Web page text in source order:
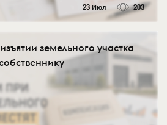
23 Июл 203
земельного участка